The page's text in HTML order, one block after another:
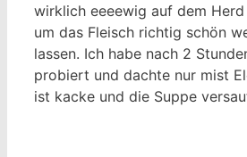
wirklich eeeewig auf dem
um das Fleisch richtig schön
lassen. Ich habe nach 2
probiert und dachte nur mist
ist kacke und die Suppe